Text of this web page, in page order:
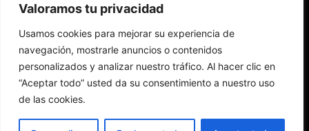
Valoramos tu privacidad
Usamos cookies para mejorar su experiencia de
navegación, mostrarle anuncios o contenidos
personalizados y analizar nuestro tráfico. Al hacer clic en
“Aceptar todo” usted da su consentimiento a nuestro uso
de las cookies.
Redes Cristianas
Una mirada alternativa sobre la Iglesia católica y la sociedad
- Colectivos de Redes Cristianas